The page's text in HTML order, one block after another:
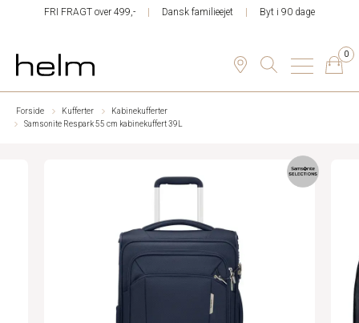
FRI FRAGT over 499,- Dansk familieejet Byt i 90 dage
0
Forside Kufferter
Kabinekufferter
Samsonite Respark 55 cm kabinekuffert 39L